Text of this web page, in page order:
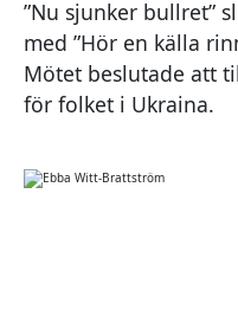
”Nu sjunker bullret”
med ”Hör en källa
Mötet beslutade att
för folket i Ukraina.